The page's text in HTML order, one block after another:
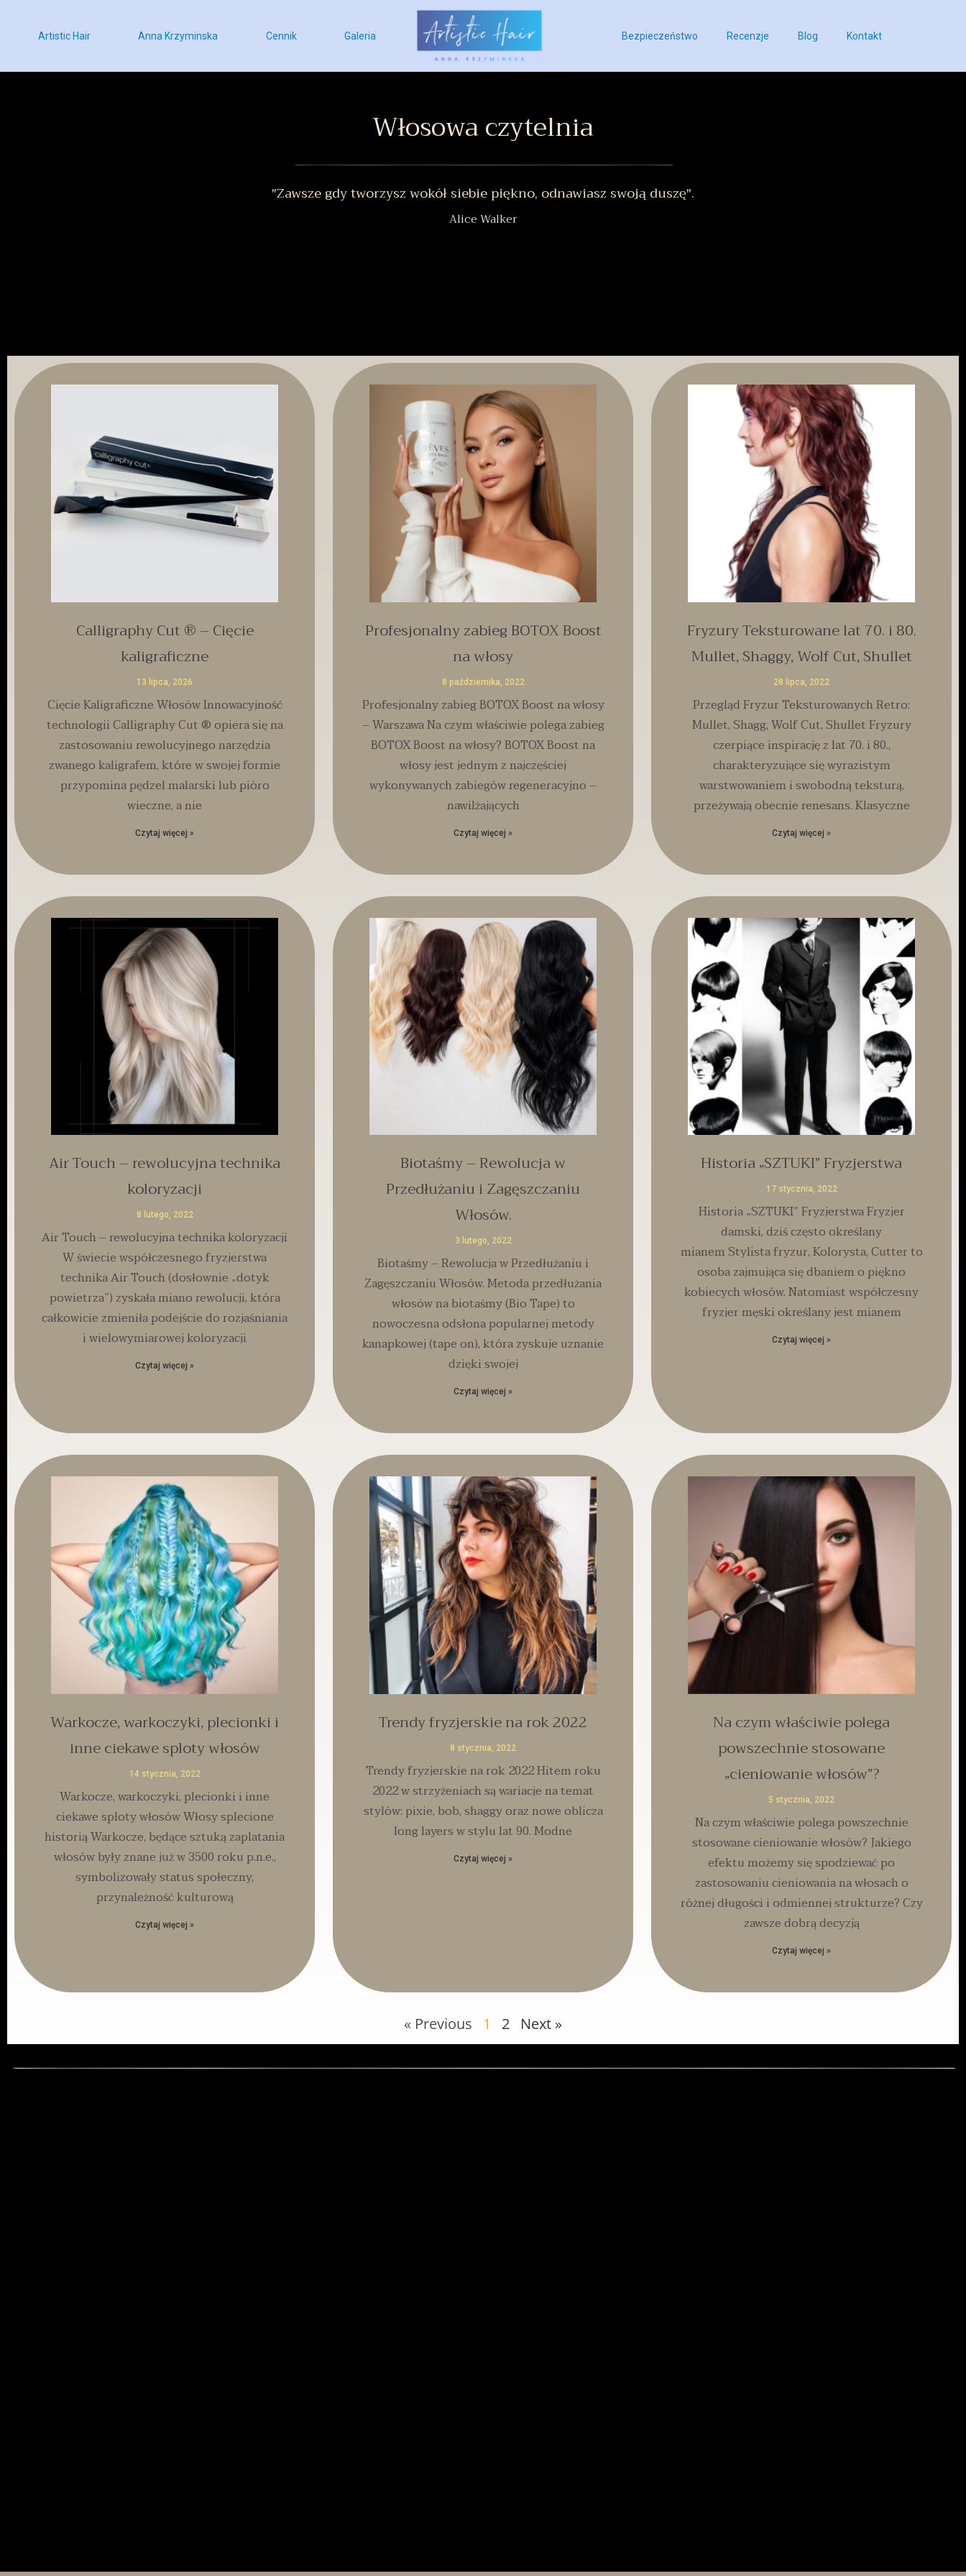
Artistic Hair Anna Krzyminska Cennik Galeria Bezpieczeństwo Recenzje Blog Kontakt
Włosowa czytelnia
"Zawsze gdy tworzysz wokół siebie piękno, odnawiasz swoją duszę".
Alice Walker
Calligraphy Cut ® – Cięcie
kaligraficzne
13 lipca, 2026
Cięcie Kaligraficzne Włosów Innowacyjność
technologii Calligraphy Cut ® opiera się na
zastosowaniu rewolucyjnego narzędzia
zwanego kaligrafem, które w swojej formie
przypomina pędzel malarski lub pióro
wieczne, a nie
Czytaj więcej »
Profesjonalny zabieg BOTOX Boost
na włosy
8 października, 2022
Profesjonalny zabieg BOTOX Boost na włosy
– Warszawa Na czym właściwie polega zabieg
BOTOX Boost na włosy? BOTOX Boost na
włosy jest jednym z najczęściej
wykonywanych zabiegów regeneracyjno –
nawilżających
Czytaj więcej »
Fryzury Teksturowane lat 70. i 80.
Mullet, Shaggy, Wolf Cut, Shullet
28 lipca, 2022
Przegląd Fryzur Teksturowanych Retro:
Mullet, Shagg, Wolf Cut, Shullet Fryzury
czerpiące inspirację z lat 70. i 80.,
charakteryzujące się wyrazistym
warstwowaniem i swobodną teksturą,
przeżywają obecnie renesans. Klasyczne
Czytaj więcej »
Air Touch – rewolucyjna technika
koloryzacji
8 lutego, 2022
Air Touch – rewolucyjna technika koloryzacji
W świecie współczesnego fryzjerstwa
technika Air Touch (dosłownie „dotyk
powietrza”) zyskała miano rewolucji, która
całkowicie zmieniła podejście do rozjaśniania
i wielowymiarowej koloryzacji
Czytaj więcej »
Biotaśmy – Rewolucja w
Przedłużaniu i Zagęszczaniu
Włosów.
3 lutego, 2022
Biotaśmy – Rewolucja w Przedłużaniu i
Zagęszczaniu Włosów. Metoda przedłużania
włosów na biotaśmy (Bio Tape) to
nowoczesna odsłona popularnej metody
kanapkowej (tape on), która zyskuje uznanie
dzięki swojej
Czytaj więcej »
Historia „SZTUKI” Fryzjerstwa
17 stycznia, 2022
Historia „SZTUKI” Fryzjerstwa Fryzjer
damski, dziś często określany
mianem Stylista fryzur, Kolorysta, Cutter to
osoba zajmująca się dbaniem o piękno
kobiecych włosów. Natomiast współczesny
fryzjer męski określany jest mianem
Czytaj więcej »
Warkocze, warkoczyki, plecionki i
inne ciekawe sploty włosów
14 stycznia, 2022
Warkocze, warkoczyki, plecionki i inne
ciekawe sploty włosów Włosy splecione
historią Warkocze, będące sztuką zaplatania
włosów były znane już w 3500 roku p.n.e.,
symbolizowały status społeczny,
przynależność kulturową
Czytaj więcej »
Trendy fryzjerskie na rok 2022
8 stycznia, 2022
Trendy fryzjerskie na rok 2022 Hitem roku
2022 w strzyżeniach są wariacje na temat
stylów: pixie, bob, shaggy oraz nowe oblicza
long layers w stylu lat 90. Modne
Czytaj więcej »
Na czym właściwie polega
powszechnie stosowane
„cieniowanie włosów”?
5 stycznia, 2022
Na czym właściwie polega powszechnie
stosowane cieniowanie włosów? Jakiego
efektu możemy się spodziewać po
zastosowaniu cieniowania na włosach o
różnej długości i odmiennej strukturze? Czy
zawsze dobrą decyzją
Czytaj więcej »
« Previous 1 2 Next »